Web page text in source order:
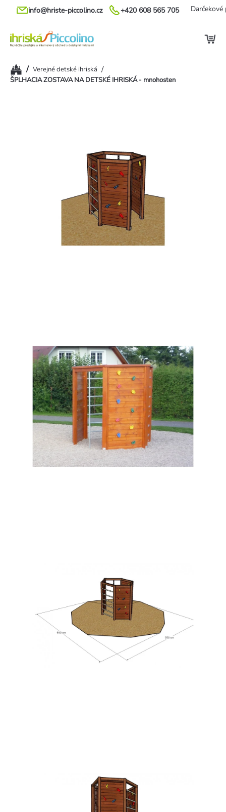
Prejsť
+420 608 565 705
info@hriste-piccolino.cz Darčekové
Domov
/ Verejné detské ihriská /
ŠPLHACIA ZOSTAVA NA DETSKÉ IHRISKÁ - mnohosten